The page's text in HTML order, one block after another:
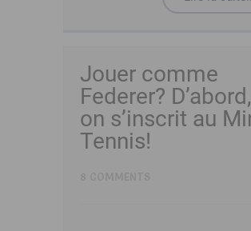
Jouer comme
Federer? D’abord,
on s’inscrit au
Tennis!